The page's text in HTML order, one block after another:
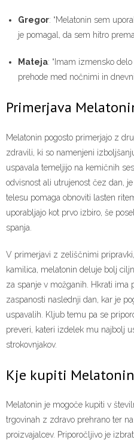
Gregor: “Melatonin sem
je pomagal, da sem hitro
Mateja: “Imam izmensko
prehode med nočnimi in
Primerjava
Melatonin pogosto primerjajo z
zdravili, ki so namenjeni
uspavala temeljijo na kemičnih
odvisnost ali utrujenost čez dan,
telesu pomaga obnoviti lasten
uporabljajo kot prvo izbiro, še
spanja.
V primerjavi z zeliščnimi
kamilica, melatonin deluje bolj
za spanje v možganih. Hkrati ima
zaspanosti naslednji dan, kar je
uspavalih. Kljub temu pa se
preveri, kateri izdelek mu najbolj
strokovnjakov.
Kje kupiti
Melatonin je mogoče kupiti v
trgovinah z zdravo prehrano ter
proizvajalcev. Priporočljivo je